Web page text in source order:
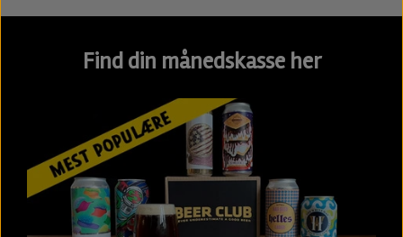
Find din månedskasse her